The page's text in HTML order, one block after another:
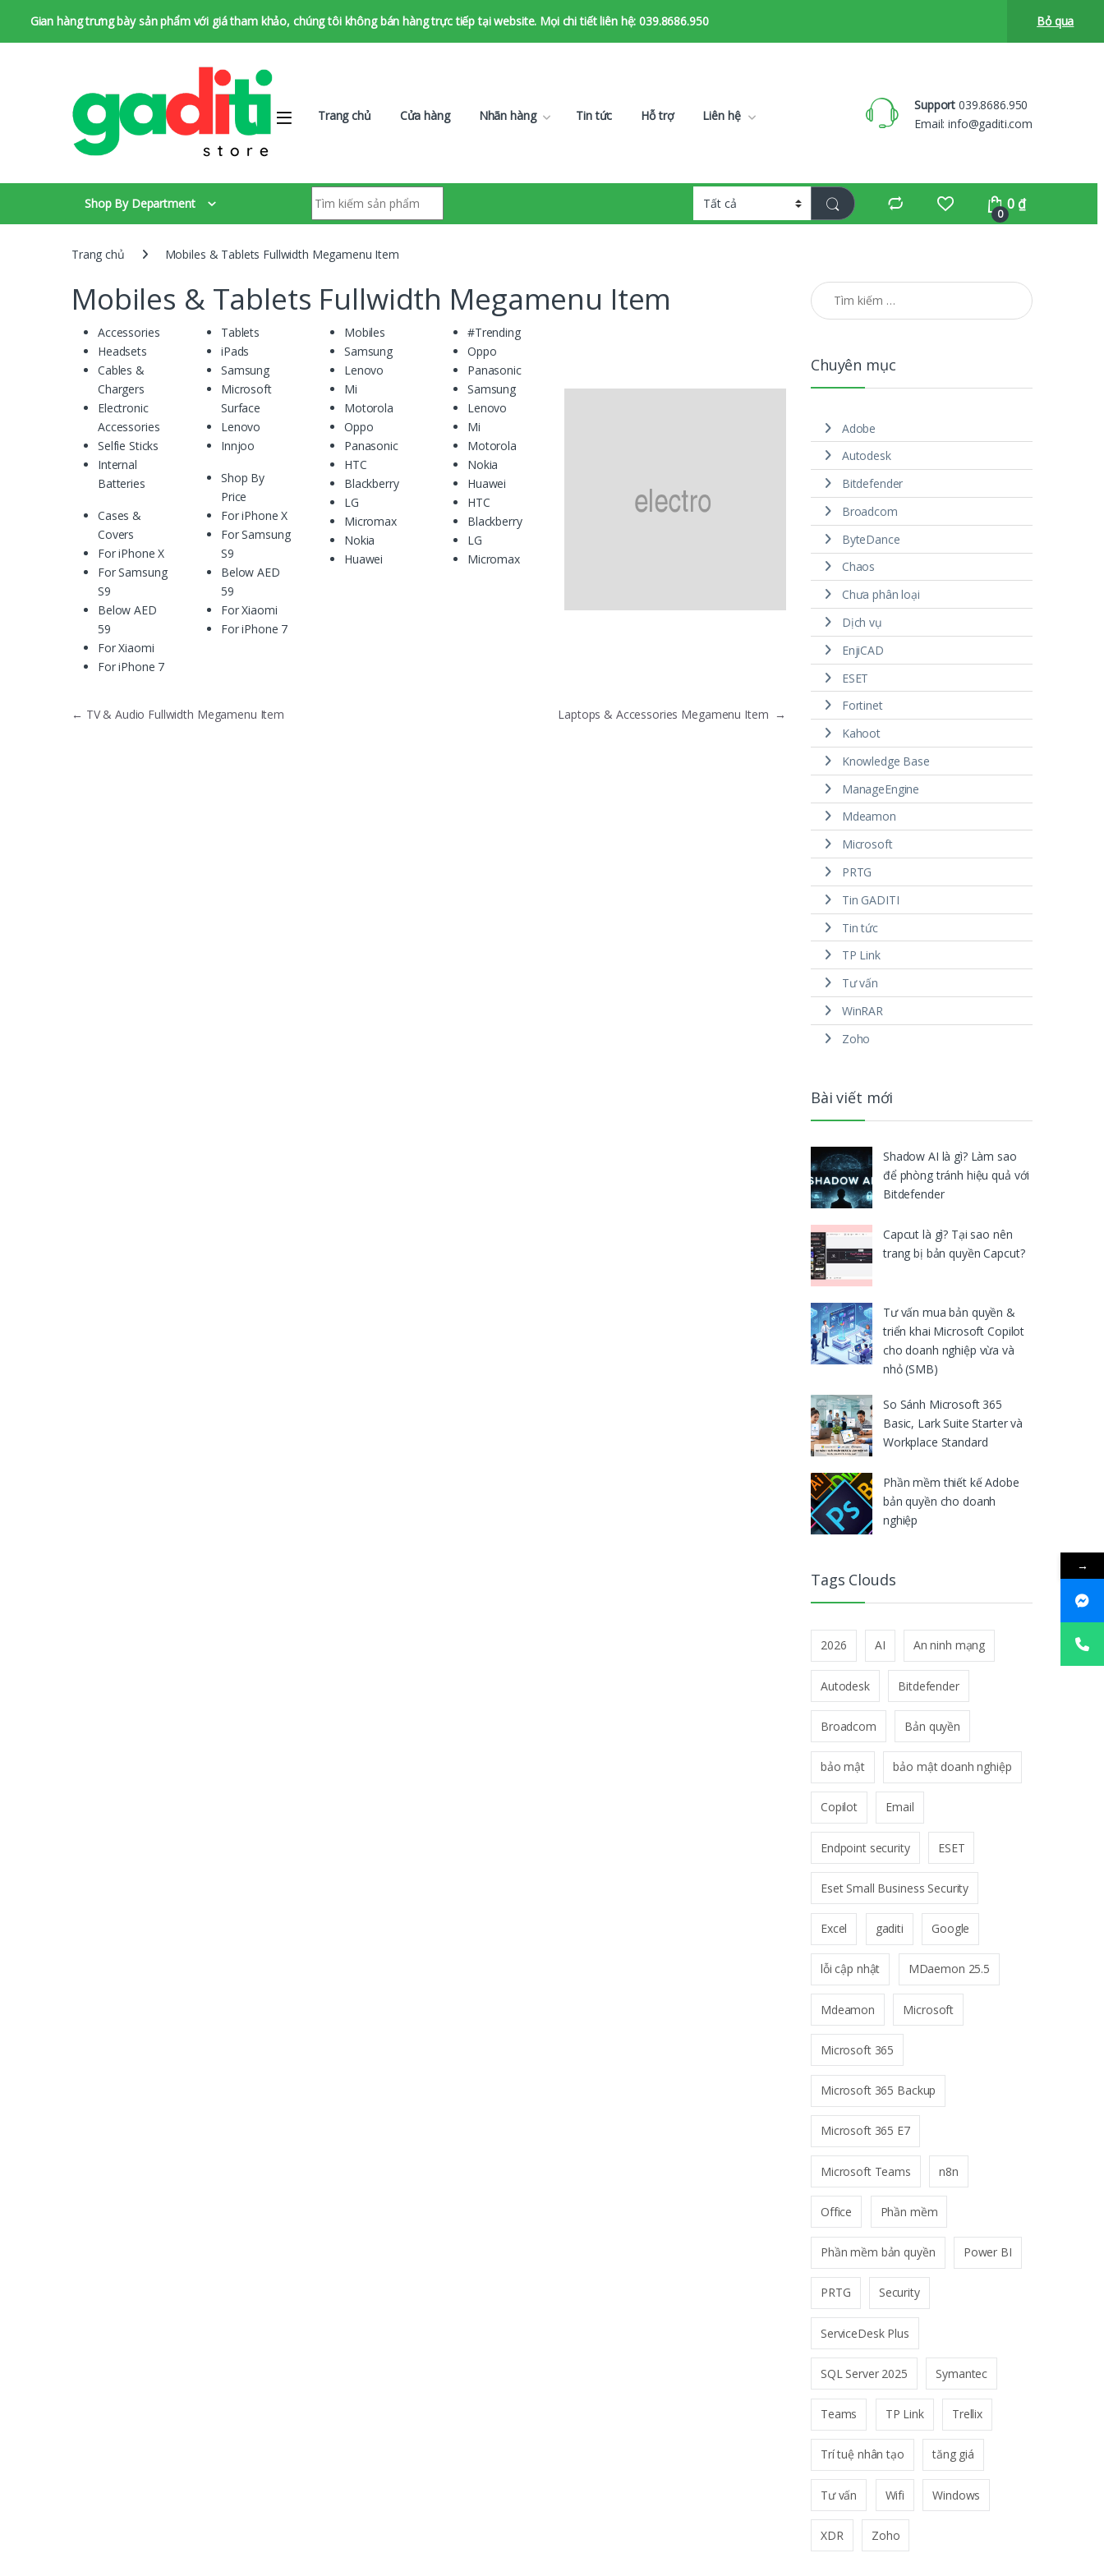
Gian hàng trưng bày sản phẩm với giá tham khảo, chúng tôi không bán hàng trực tiếp tại website. Mọi chi tiết liên hệ: 039.8686.950
Bỏ qua
Trang chủ Cửa hàng Nhãn hàng Tin tức Hỗ trợ Liên hệ
Support 039.8686.950
Email:info@gaditi.com
Shop By Department
Tìm kiếm:
0
0 ₫
Trang chủ Mobiles & Tablets Fullwidth Megamenu Item
Mobiles & Tablets Fullwidth Megamenu Item
Accessories
Headsets
Cables &
Chargers
Electronic
Accessories
Selfie Sticks
Internal
Batteries
Cases &
Covers
For iPhone X
For Samsung
S9
Below AED
59
For Xiaomi
For iPhone 7
Tablets
iPads
Samsung
Microsoft
Surface
Lenovo
Innjoo
Shop By
Price
For iPhone X
For Samsung
S9
Below AED
59
For Xiaomi
For iPhone 7
Mobiles
Samsung
Lenovo
Mi
Motorola
Oppo
Panasonic
HTC
Blackberry
LG
Micromax
Nokia
Huawei
#Trending
Oppo
Panasonic
Samsung
Lenovo
Mi
Motorola
Nokia
Huawei
HTC
Blackberry
LG
Micromax
Điều hướng bài viết
← TV & Audio Fullwidth Megamenu Item Laptops & Accessories Megamenu Item →
Tìm kiếm cho:
Chuyên mục
Adobe
Autodesk
Bitdefender
Broadcom
ByteDance
Chaos
Chưa phân loại
Dịch vụ
EnjiCAD
ESET
Fortinet
Kahoot
Knowledge Base
ManageEngine
Mdeamon
Microsoft
PRTG
Tin GADITI
Tin tức
TP Link
Tư vấn
WinRAR
Zoho
Bài viết mới
Shadow AI là gì? Làm sao
để phòng tránh hiệu quả với
Bitdefender
Capcut là gì? Tại sao nên
trang bị bản quyền Capcut?
Tư vấn mua bản quyền &
triển khai Microsoft Copilot
cho doanh nghiệp vừa và
nhỏ (SMB)
So Sánh Microsoft 365
Basic, Lark Suite Starter và
Workplace Standard
Phần mềm thiết kế Adobe
bản quyền cho doanh
nghiệp
Tags Clouds
2026 AI An ninh mạng
Autodesk Bitdefender
Broadcom Bản quyền
bảo mật bảo mật doanh nghiệp
Copilot Email
Endpoint security ESET
Eset Small Business Security
Excel gaditi Google
lỗi cập nhật MDaemon 25.5
Mdeamon Microsoft
Microsoft 365
Microsoft 365 Backup
Microsoft 365 E7
Microsoft Teams n8n
Office Phần mềm
Phần mềm bản quyền Power BI
PRTG Security
ServiceDesk Plus
SQL Server 2025 Symantec
Teams TP Link Trellix
Trí tuệ nhân tạo tăng giá
Tư vấn Wifi Windows
XDR Zoho
→